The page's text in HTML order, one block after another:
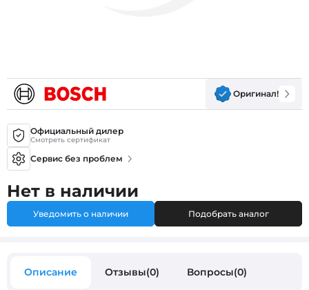
Оригинал!
Официальный дилер
Смотреть сертификат
Сервис без проблем
Нет в наличии
Уведомить о наличии Подобрать аналог
Описание Отзывы(0) Вопросы(0)